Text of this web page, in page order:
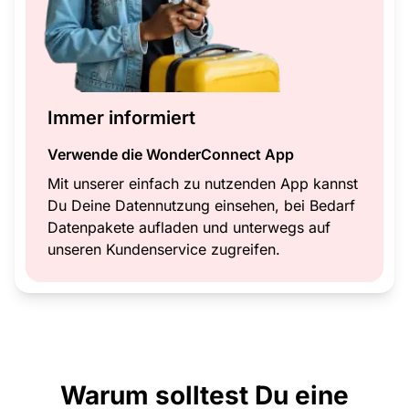
Immer informiert
Verwende die WonderConnect App
Mit unserer einfach zu nutzenden App kannst
Du Deine Datennutzung einsehen, bei Bedarf
Datenpakete aufladen und unterwegs auf
unseren Kundenservice zugreifen.
Warum solltest Du eine